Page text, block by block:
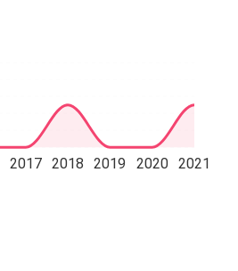
2017 2018 2019 2020 2021